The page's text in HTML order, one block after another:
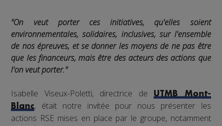
"On veut porter ces initiatives, qu'elles soient
environnementales, solidaires, inclusives, sur l'ensemble
de nos épreuves, et se donner les moyens de ne pas être
que les financeurs, mais être des acteurs des actions que
l'on veut porter."
Isabelle Viseux-Poletti, directrice deUTMB Mont-
Blanc, était notre invitée pour nous présenter les
actions RSE mises en place par le groupe, notamment